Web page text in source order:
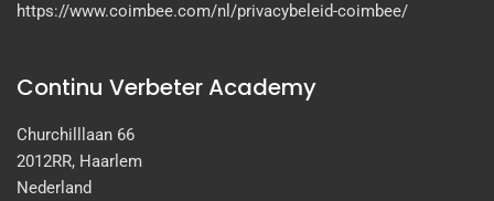
https://www.coimbee.com/nl/privacybeleid-coimbee/
Continu Verbeter Academy
Churchilllaan 66
2012RR, Haarlem
Nederland